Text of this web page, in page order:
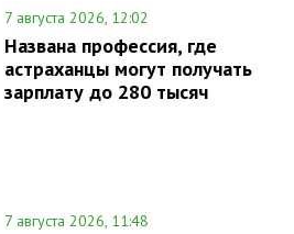
7 августа 2026, 12:02
Названа профессия, где
астраханцы могут получать
зарплату до 280 тысяч
7 августа 2026, 11:48